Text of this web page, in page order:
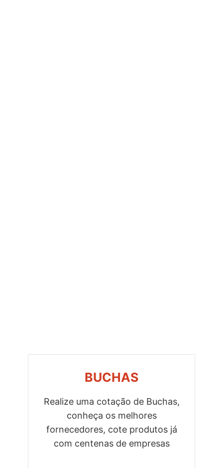
BUCHAS
Realize uma cotação de Buchas,
conheça os melhores
fornecedores, cote produtos já
com centenas de empresas